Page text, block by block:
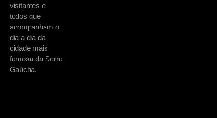
visitantes e
todos que
acompanham o
dia a dia da
cidade mais
famosa da Serra
Gaúcha.